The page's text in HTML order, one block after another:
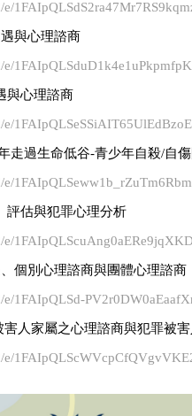
e/
與心理諮商
e/
與心理諮商
e/
走過生命低谷-青少年自殺/自
e/
評估與犯罪心理分析
e/
個別心理諮商與團體心理諮商
e/1FAIpQLSd-
害人家屬之心理諮商與犯罪被
e/